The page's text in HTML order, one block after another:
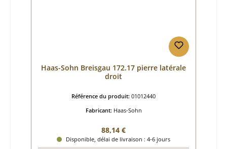
Haas-Sohn Breisgau 172.17 pierre latérale
droit
Référence du produit: 01012440
Fabricant: Haas-Sohn
Prix régulier :
88,14 €
Disponible, délai de livraison : 4-6 jours